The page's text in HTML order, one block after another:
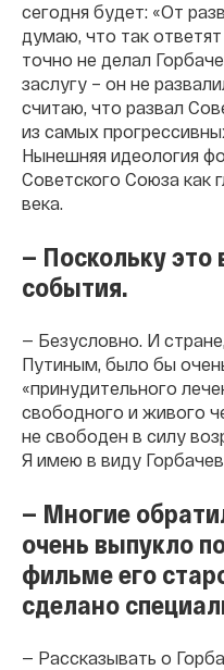
сегодня будет: «От
думаю, что так
точно не делал
заслугу – он не
считаю, что развал
из самых
Нынешняя идеология
Советского Союза как
века.
— Поскольку это
события.
— Безусловно. И
Путиным, было бы
«принудительного
свободного и живого
не свободен в силу
Я имею в виду
— Многие
очень выпукло
фильме его
сделано
— Рассказывать о